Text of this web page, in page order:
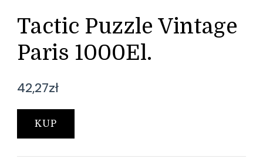
Tactic Puzzle Vintage
Paris 1000El.
42,27zł
KUP